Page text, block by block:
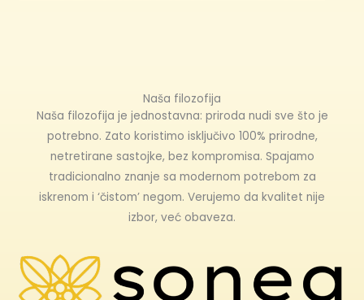
Naša filozofija
Naša filozofija je jednostavna: priroda nudi sve što je
potrebno. Zato koristimo isključivo 100% prirodne,
netretirane sastojke, bez kompromisa. Spajamo
tradicionalno znanje sa modernom potrebom za
iskrenom i ‘čistom’ negom. Verujemo da kvalitet nije
izbor, već obaveza.